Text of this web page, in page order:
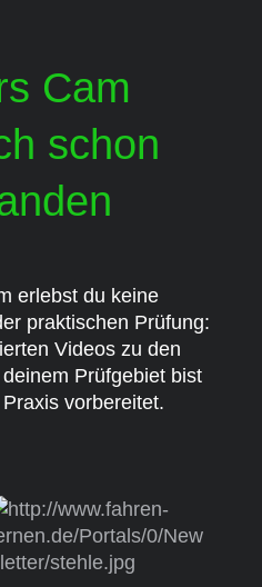
Cam
schon
erlebst du keine
praktischen Prüfung:
Videos zu den
Prüfgebiet bist
vorbereitet.